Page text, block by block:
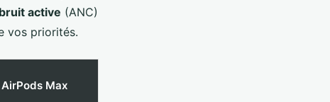
active (ANC)
vos priorités.
Max